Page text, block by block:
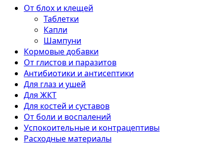
От блох и клещей
Таблетки
Капли
Шампуни
Кормовые добавки
От глистов и паразитов
Антибиотики и антисептики
Для глаз и ушей
Для ЖКТ
Для костей и суставов
От боли и воспалений
Успокоительные и контрацептивы
Расходные материалы